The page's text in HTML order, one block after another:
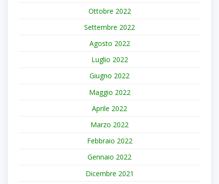
Ottobre 2022
Settembre 2022
Agosto 2022
Luglio 2022
Giugno 2022
Maggio 2022
Aprile 2022
Marzo 2022
Febbraio 2022
Gennaio 2022
Dicembre 2021